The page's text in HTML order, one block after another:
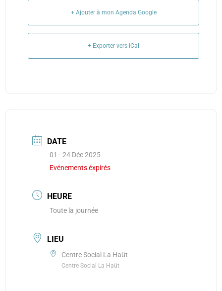
+ Ajouter à mon Agenda Google
+ Exporter vers iCal
DATE
01 - 24 Déc 2025
Evénements éxpirés
HEURE
Toute la journée
LIEU
Centre Social La Haüt
Centre Social La Haüt